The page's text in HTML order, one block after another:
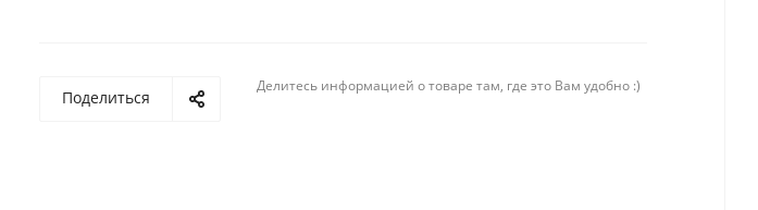
Поделиться
Делитесь информацией о товаре там, где это Вам удобно :)